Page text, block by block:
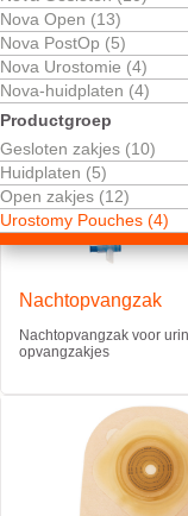
Nova Open (13)
Nova PostOp (5)
Nova Urostomie (4)
Nova-huidplaten (4)
Productgroep
Gesloten zakjes (10)
Huidplaten (5)
Open zakjes (12)
Urostomy Pouches (4)
Nachtopvangzak
Nachtopvangzak voor
opvangzakjes